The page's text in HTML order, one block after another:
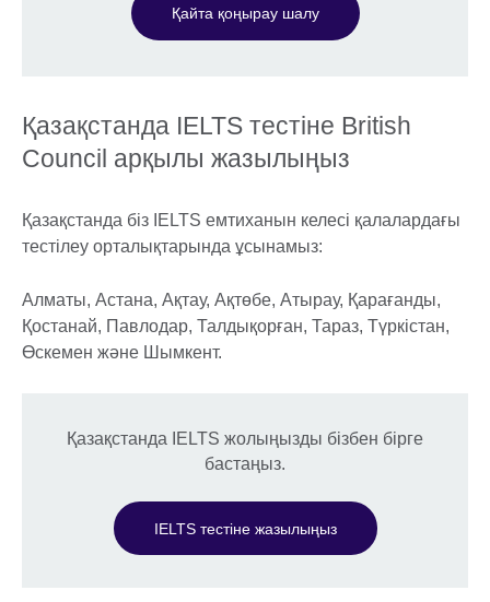
Қайта қоңырау шалу
Қазақстанда IELTS тестіне British
Council арқылы жазылыңыз
Қазақстанда біз IELTS емтиханын келесі қалалардағы
тестілеу орталықтарында ұсынамыз:
Алматы, Астана, Ақтау, Ақтөбе, Атырау, Қарағанды,
Қостанай, Павлодар, Талдықорған, Тараз, Түркістан,
Өскемен және Шымкент.
Қазақстанда IELTS жолыңызды бізбен бірге
бастаңыз.
IELTS тестіне жазылыңыз